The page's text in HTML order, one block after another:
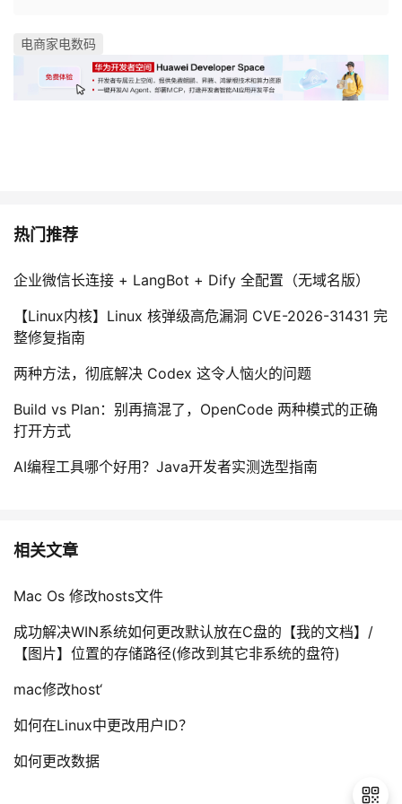
电商家电数码
热门推荐
企业微信长连接 + LangBot + Dify 全配置（无域名版）
【Linux内核】Linux 核弹级高危漏洞 CVE-2026-31431 完
整修复指南
两种方法，彻底解决 Codex 这令人恼火的问题
Build vs Plan：别再搞混了，OpenCode 两种模式的正确
打开方式
AI编程工具哪个好用？Java开发者实测选型指南
相关文章
Mac Os 修改hosts文件
成功解决WIN系统如何更改默认放在C盘的【我的文档】/
【图片】位置的存储路径(修改到其它非系统的盘符)
mac修改host‘
如何在Linux中更改用户ID？
如何更改数据